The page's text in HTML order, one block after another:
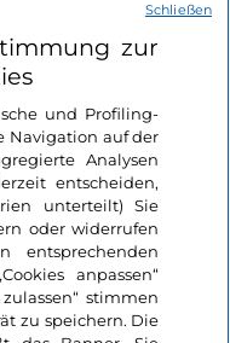
zur
und Profiling-
Navigation auf der
Analysen
entscheiden,
unterteilt) Sie
oder widerrufen
anpassen“
stimmen
zu speichern. Die
Schließen